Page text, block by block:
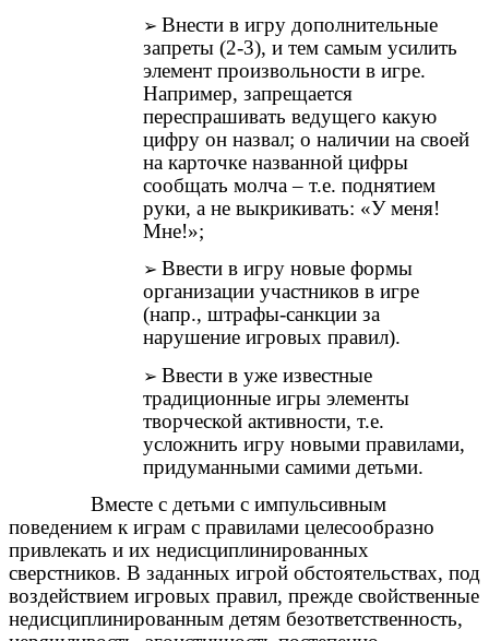
Внести в игру дополнительные
запреты (2-3), и тем самым усилить
элемент произвольности в игре.
Например, запрещается
переспрашивать ведущего какую
цифру он назвал; о наличии на своей
на карточке названной цифры
сообщать молча – т.е. поднятием
руки, а не выкрикивать: «У меня!
Мне!»;
Ввести в игру новые формы
организации участников в игре
(напр., штрафы-санкции за
нарушение игровых правил).
Ввести в уже известные
традиционные игры элементы
творческой активности, т.е.
усложнить игру новыми правилами,
придуманными самими детьми.
Вместе с детьми с импульсивным
поведением к играм с правилами целесообразно
привлекать и их недисциплинированных
сверстников. В заданных игрой обстоятельствах, под
воздействием игровых правил, прежде свойственные
недисциплинированным детям безответственность,